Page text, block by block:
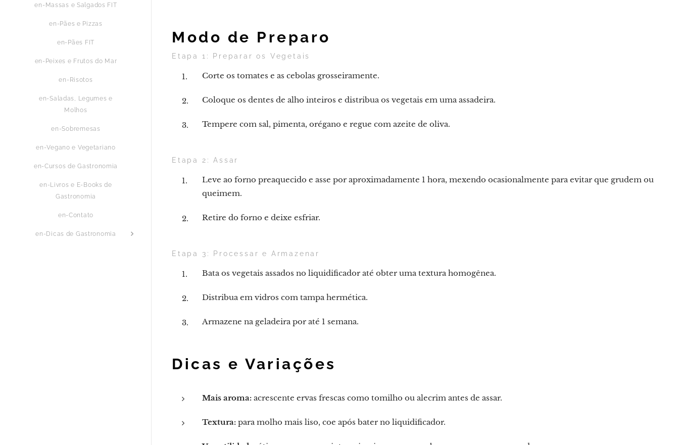
en-Massas e Salgados FIT
en-Pães e Pizzas
en-Pães FIT
en-Peixes e Frutos do Mar
en-Risotos
en-Saladas, Legumes e
Molhos
en-Sobremesas
en-Vegano e Vegetariano
en-Cursos de Gastronomia
en-Livros e E-Books de
Gastronomia
en-Contato
en-Dicas de Gastronomia
Modo de Preparo
Etapa 1: Preparar os Vegetais
Corte os tomates e as cebolas grosseiramente.
Coloque os dentes de alho inteiros e distribua os vegetais em uma assadeira.
Tempere com sal, pimenta, orégano e regue com azeite de oliva.
Etapa 2: Assar
Leve ao forno preaquecido e asse por aproximadamente 1 hora, mexendo ocasionalmente para evitar que grudem ou
queimem.
Retire do forno e deixe esfriar.
Etapa 3: Processar e Armazenar
Bata os vegetais assados no liquidificador até obter uma textura homogênea.
Distribua em vidros com tampa hermética.
Armazene na geladeira por até 1 semana.
Dicas e Variações
Mais aroma: acrescente ervas frescas como tomilho ou alecrim antes de assar.
Textura: para molho mais liso, coe após bater no liquidificador.